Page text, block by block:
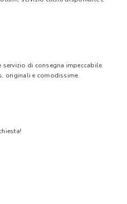
di consegna impeccabile.
originali e comodissime.